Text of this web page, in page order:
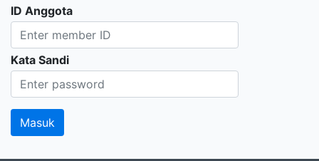
ID Anggota
Kata Sandi